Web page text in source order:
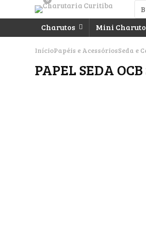
Charutos Mini
InícioPapéis e AcessóriosSeda e
PAPEL SEDA